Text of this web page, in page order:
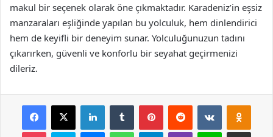
makul bir seçenek olarak öne çıkmaktadır. Karadeniz’in eşsiz
manzaraları eşliğinde yapılan bu yolculuk, hem dinlendirici
hem de keyifli bir deneyim sunar. Yolculuğunuzun tadını
çıkarırken, güvenli ve konforlu bir seyahat geçirmenizi
dileriz.
Facebook
X LinkedInTumblr PinterestReddit VKontakte
Pocket Skype MessengerWhatsAppTelegramViber Line E-Posta ile